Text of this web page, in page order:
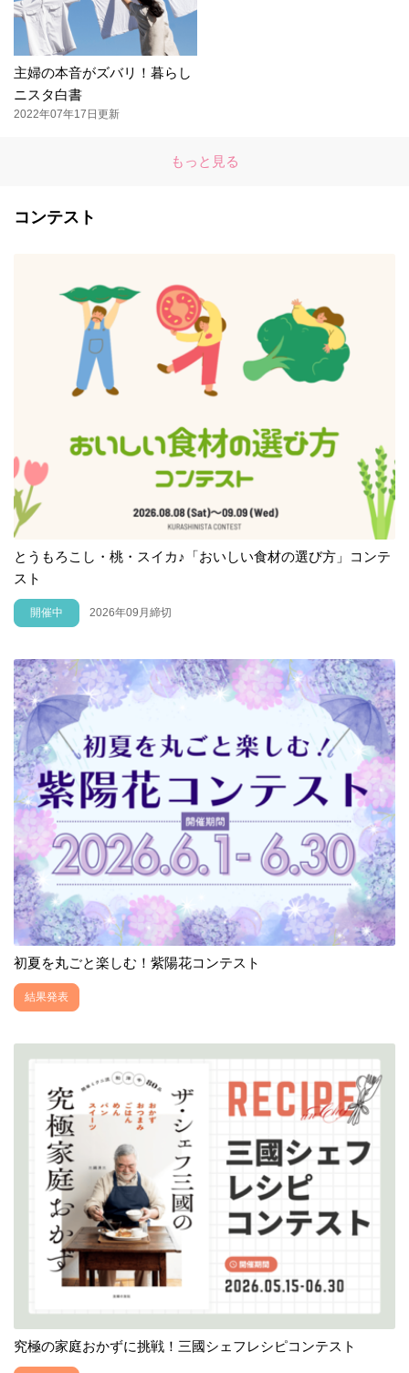
主婦の本音がズバリ！暮らし
ニスタ白書
2022年07年17日更新
もっと見る
コンテスト
とうもろこし・桃・スイカ♪「おいしい食材の選び方」コンテ
スト
開催中 2026年09月締切
初夏を丸ごと楽しむ！紫陽花コンテスト
結果発表
究極の家庭おかずに挑戦！三國シェフレシピコンテスト